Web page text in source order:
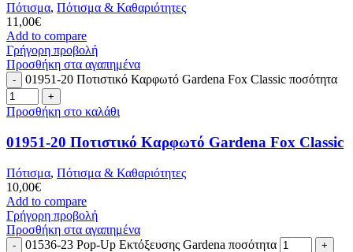
Πότισμα, Πότισμα & Καθαριότητες
11,00€
Add to compare
Γρήγορη προβολή
Προσθήκη στα αγαπημένα
01951-20 Ποτιστικό Καρφωτό Gardena Fox Classic ποσότητα
Προσθήκη στο καλάθι
01951-20 Ποτιστικό Καρφωτό Gardena Fox Classic
Πότισμα, Πότισμα & Καθαριότητες
10,00€
Add to compare
Γρήγορη προβολή
Προσθήκη στα αγαπημένα
01536-23 Pop-Up Εκτόξευσης Gardena ποσότητα